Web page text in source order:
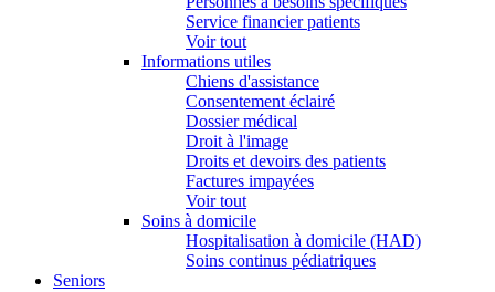
Service financier patients
Voir tout
Informations utiles
Chiens d'assistance
Consentement éclairé
Dossier médical
Droit à l'image
Droits et devoirs des patients
Factures impayées
Voir tout
Soins à domicile
Hospitalisation à domicile (HAD)
Soins continus pédiatriques
Seniors